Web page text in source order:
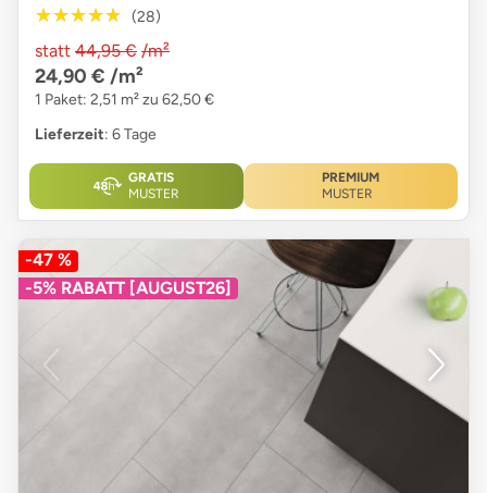
★★★★★
★★★★★ (28)
statt 44,95 € /m²
24,90 € /m²
1 Paket: 2,51 m² zu 62,50 €
Lieferzeit: 6 Tage
GRATIS
MUSTER
PREMIUM
MUSTER
-47 %
-5% RABATT [AUGUST26]